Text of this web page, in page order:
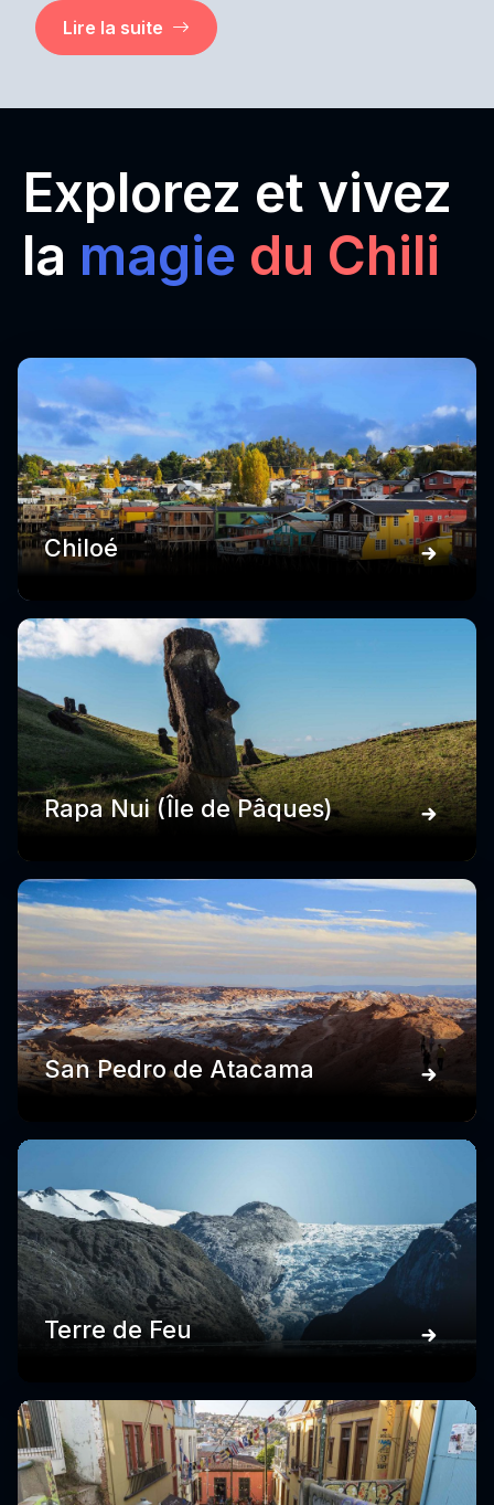
Lire la suite
Explorez et vivez
la magie du Chili
Chiloé
Rapa Nui (Île de Pâques)
San Pedro de Atacama
Terre de Feu